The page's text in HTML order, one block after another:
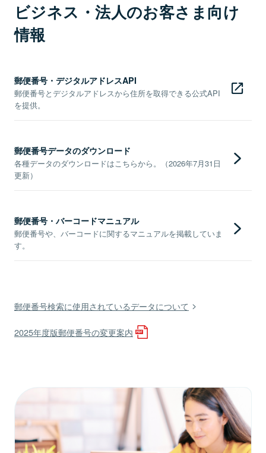
ビジネス・法人のお客さま向け
情報
郵便番号・デジタルアドレスAPI
郵便番号とデジタルアドレスから住所を取得できる公式API
を提供。
郵便番号データのダウンロード
各種データのダウンロードはこちらから。（2026年7月31日
更新）
郵便番号・バーコードマニュアル
郵便番号や、バーコードに関するマニュアルを掲載していま
す。
郵便番号検索に使用されているデータについて
2025年度版郵便番号の変更案内